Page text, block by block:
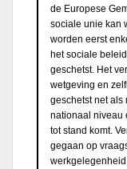
de Europese
sociale unie kan
worden eerst
het sociale
geschetst. Het
wetgeving en
geschetst net
nationaal niveau
tot stand komt.
gegaan op
werkgelegenheid